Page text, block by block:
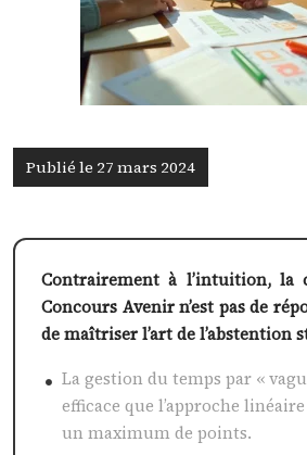
Publié le 27 mars 2024
Contrairement à l’intuition, la
Concours Avenir n’est pas de
de maîtriser l’art de l’abstention
La gestion du temps par «
efficace que l’approche
un maximum de points.